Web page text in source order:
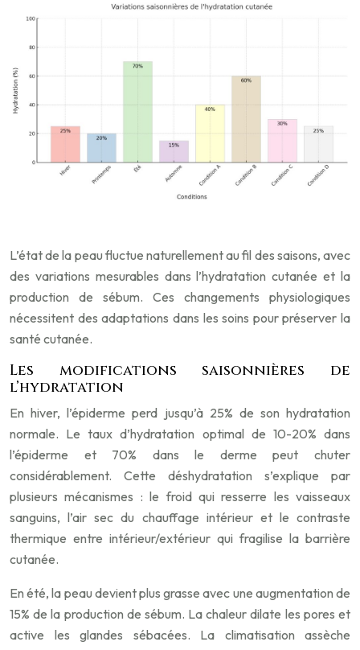
L’état de la peau fluctue naturellement au fil des saisons, avec
des variations mesurables dans l’hydratation cutanée et la
production de sébum. Ces changements physiologiques
nécessitent des adaptations dans les soins pour préserver la
santé cutanée.
Les modifications saisonnières de
l’hydratation
En hiver, l’épiderme perd jusqu’à 25% de son hydratation
normale. Le taux d’hydratation optimal de 10-20% dans
l’épiderme et 70% dans le derme peut chuter
considérablement. Cette déshydratation s’explique par
plusieurs mécanismes : le froid qui resserre les vaisseaux
sanguins, l’air sec du chauffage intérieur et le contraste
thermique entre intérieur/extérieur qui fragilise la barrière
cutanée.
En été, la peau devient plus grasse avec une augmentation de
15% de la production de sébum. La chaleur dilate les pores et
active les glandes sébacées. La climatisation assèche